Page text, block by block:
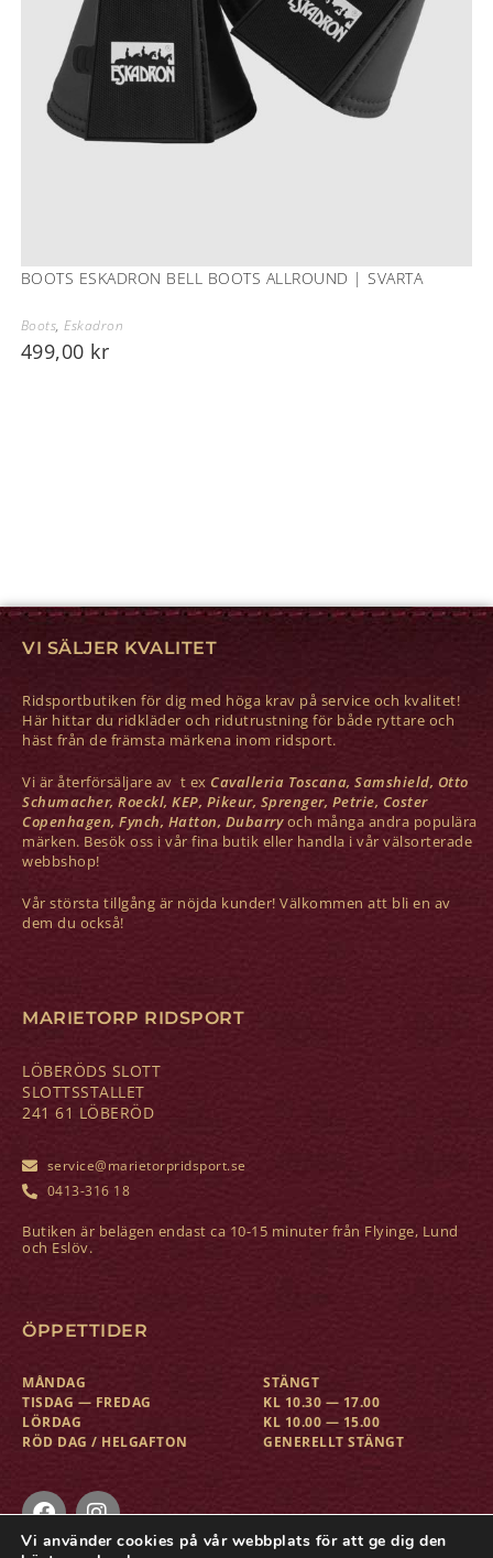
BOOTS ESKADRON BELL BOOTS ALLROUND | SVARTA
Boots,Eskadron
499,00 kr
VI SÄLJER KVALITET
Ridsportbutiken för dig med höga krav på service och kvalitet!
Här hittar du ridkläder och ridutrustning för både ryttare och
häst från de främsta märkena inom ridsport.
Vi är återförsäljare av t ex Cavalleria Toscana, Samshield, Otto
Schumacher, Roeckl, KEP, Pikeur, Sprenger, Petrie, Coster
Copenhagen, Fynch, Hatton, Dubarryoch många andra populära
märken. Besök oss i vår fina butik eller handla i vår välsorterade
webbshop!
Vår största tillgång är nöjda kunder! Välkommen att bli en av
dem du också!
MARIETORP RIDSPORT
LÖBERÖDS SLOTT
SLOTTSSTALLET
241 61 LÖBERÖD
service@marietorpridsport.se
0413-316 18
Butiken är belägen endast ca 10-15 minuter från Flyinge, Lund
och Eslöv.
ÖPPETTIDER
MÅNDAG
TISDAG — FREDAG
LÖRDAG
RÖD DAG / HELGAFTON
STÄNGT
KL 10.30 — 17.00
KL 10.00 — 15.00
GENERELLT STÄNGT
Vi använder cookies på vår webbplats för att ge dig den